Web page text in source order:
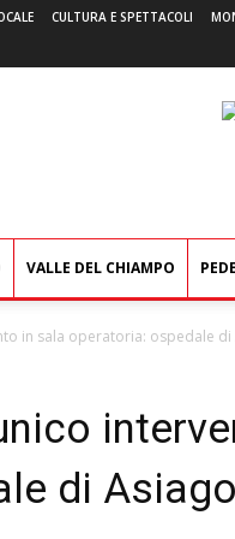
CULTURA E SPETTACOLI
VALLE DEL CHIAMPO
in sala operatoria: ospedale di
di